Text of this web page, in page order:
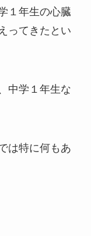
１年生の心臓
ってきたとい
中学１年生な
は特に何もあ